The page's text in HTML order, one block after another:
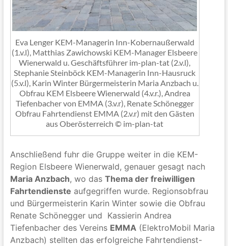
Eva Lenger KEM-Managerin Inn-Kobernaußerwald
(1.v.l), Matthias Zawichowski KEM-Manager Elsbeere
Wienerwald u. Geschäftsführer im-plan-tat (2.v.l),
Stephanie Steinböck KEM-Managerin Inn-Hausruck
(5.v.l), Karin Winter Bürgermeisterin Maria Anzbach u.
Obfrau KEM Elsbeere Wienerwald (4.v.r.), Andrea
Tiefenbacher von EMMA (3.v.r), Renate Schönegger
Obfrau Fahrtendienst EMMA (2.v.r) mit den Gästen
aus Oberösterreich © im-plan-tat
Anschließend fuhr die Gruppe weiter in die KEM-
Region Elsbeere Wienerwald, genauer gesagt nach
Maria Anzbach, wo das Thema der freiwilligen
Fahrtendienste aufgegriffen wurde. Regionsobfrau
und Bürgermeisterin Karin Winter sowie die Obfrau
Renate Schönegger und Kassierin Andrea
Tiefenbacher des Vereins EMMA(ElektroMobil Maria
Anzbach) stellten das erfolgreiche Fahrtendienst-